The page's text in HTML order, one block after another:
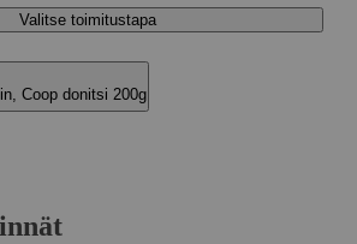
Valitse toimitustapa
Coop donitsi 200g